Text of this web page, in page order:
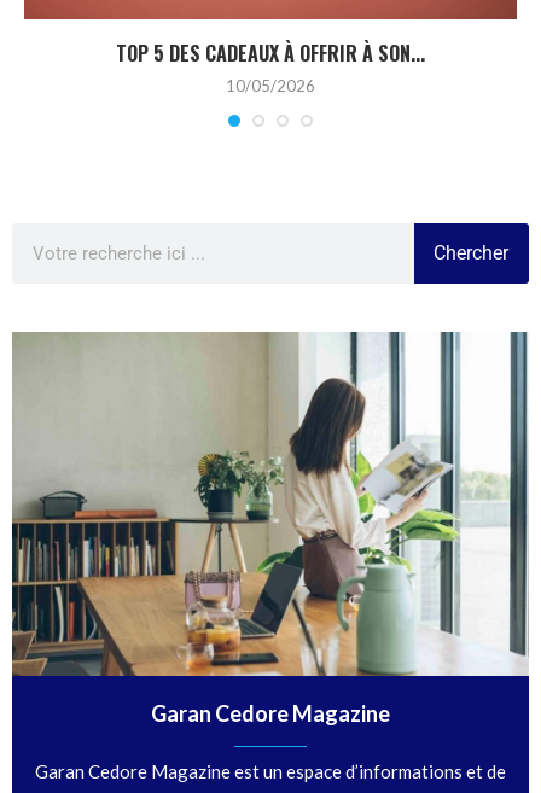
TOP 5 DES CADEAUX À OFFRIR À SON...
10/05/2026
Chercher
Garan Cedore Magazine
Garan Cedore Magazine est un espace d’informations et de